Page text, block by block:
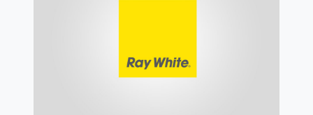
White Indonesia. Top Brand Award m